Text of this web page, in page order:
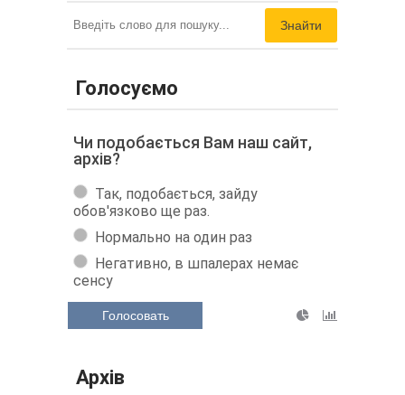
Знайти
Голосуємо
Чи подобається Вам наш сайт,
архів?
Так, подобається, зайду
обов'язково ще раз.
Нормально на один раз
Негативно, в шпалерах немає
сенсу
Голосовать
Архів